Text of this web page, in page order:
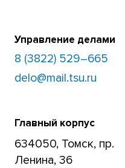
Управление делами
8 (3822) 529–665
delo@mail.tsu.ru
Главный корпус
634050, Томск, пр.
Ленина, 36